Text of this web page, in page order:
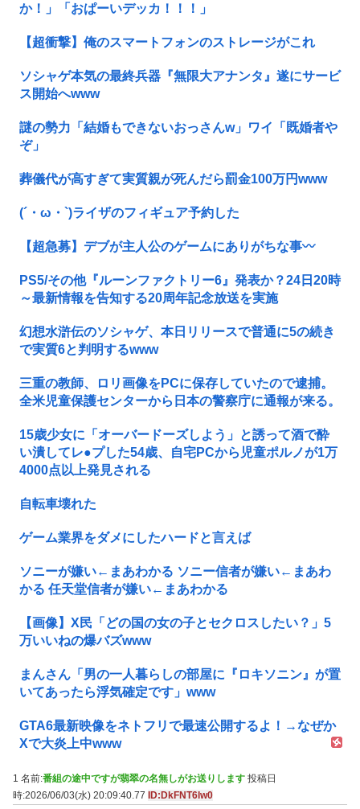
か！」「おぱーいデッカ！！！」
【超衝撃】俺のスマートフォンのストレージがこれ
ソシャゲ本気の最終兵器『無限大アナンタ』遂にサービ
ス開始へwww
謎の勢力「結婚もできないおっさんw」ワイ「既婚者や
ぞ」
葬儀代が高すぎて実質親が死んだら罰金100万円www
(´・ω・`)ライザのフィギュア予約した
【超急募】デブが主人公のゲームにありがちな事〰
PS5/その他『ルーンファクトリー6』発表か？24日20時
～最新情報を告知する20周年記念放送を実施
幻想水滸伝のソシャゲ、本日リリースで普通に5の続き
で実質6と判明するwww
三重の教師、ロリ画像をPCに保存していたので逮捕。
全米児童保護センターから日本の警察庁に通報が来る。
15歳少女に「オーバードーズしよう」と誘って酒で酔
い潰してレ●プした54歳、自宅PCから児童ポルノが1万
4000点以上発見される
自転車壊れた
ゲーム業界をダメにしたハードと言えば
ソニーが嫌い←まあわかる ソニー信者が嫌い←まあわ
かる 任天堂信者が嫌い←まあわかる
【画像】X民「どの国の女の子とセクロスしたい？」5
万いいねの爆バズwww
まんさん「男の一人暮らしの部屋に『ロキソニン』が置
いてあったら浮気確定です」www
GTA6最新映像をネトフリで最速公開するよ！→なぜか
Xで大炎上中www
1 名前:番組の途中ですが翡翠の名無しがお送りします 投稿日
時:2026/06/03(水) 20:09:40.77
ID:DkFNT6lw0